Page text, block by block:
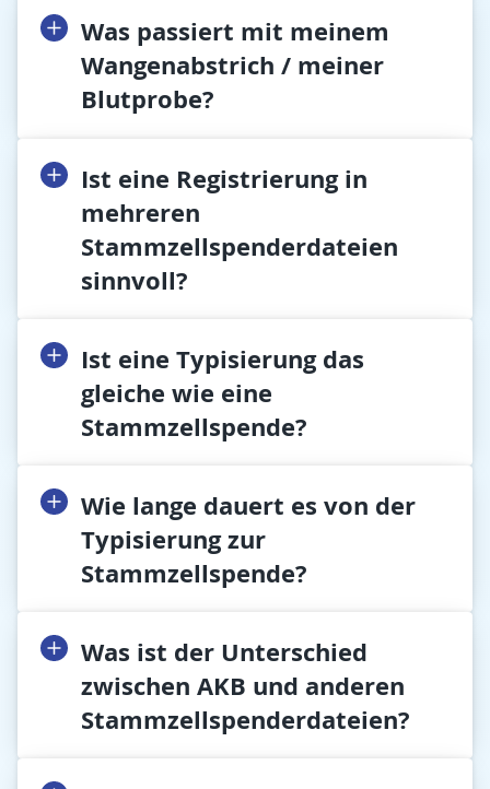
Was passiert mit meinem
Wangenabstrich / meiner
Blutprobe?
Ist eine Registrierung in
mehreren
Stammzellspenderdateien
sinnvoll?
Ist eine Typisierung das
gleiche wie eine
Stammzellspende?
Wie lange dauert es von der
Typisierung zur
Stammzellspende?
Was ist der Unterschied
zwischen AKB und anderen
Stammzellspenderdateien?